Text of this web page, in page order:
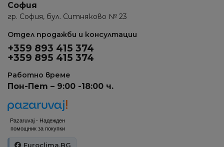
София
гр. София, бул. Ситняково № 23
Отдел продажби и консултации
+359 893 415 374
+359 895 415 374
Работно време
Пон-Пет – 9:00 -18:00 ч.
Pazaruvaj - Надежден
помощник за покупки
Euroclima.BG